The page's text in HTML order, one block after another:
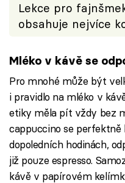
Lekce pro
obsahuje nejvíce
Mléko v kávě se
Pro mnohé může být
i pravidlo na mléko v
etiky měla pít vždy bez
cappuccino se perfektně
dopoledních hodinách,
již pouze espresso.
kávě v papírovém